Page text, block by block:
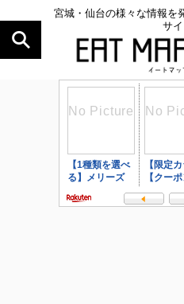
宮城・仙台の様々な情報を
サイ